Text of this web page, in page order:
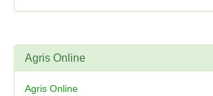
Agris Online
Agris Online